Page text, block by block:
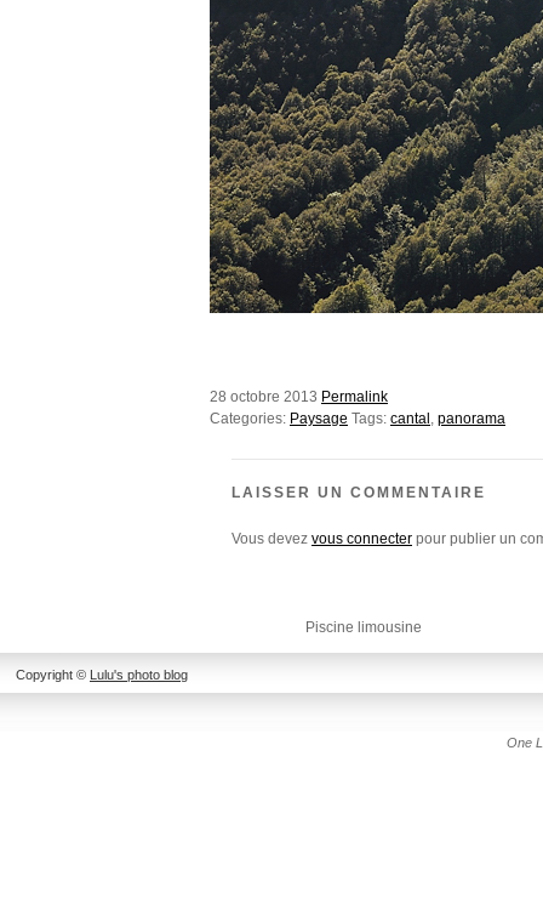
28 octobre 2013 Permalink
Categories: Paysage Tags: cantal , panorama
LAISSER UN COMMENTAIRE
Vous devez vous connecter pour publier un
Piscine limousine
Copyright © Lulu's photo blog
One